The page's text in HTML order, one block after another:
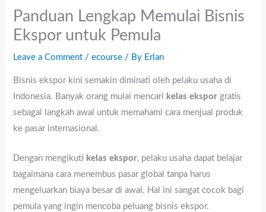
Panduan Lengkap Memulai Bisnis
Ekspor untuk Pemula
Leave a Comment /ecourse / By Erlan
Bisnis ekspor kini semakin diminati oleh pelaku usaha di
Indonesia. Banyak orang mulai mencari kelas ekspor gratis
sebagai langkah awal untuk memahami cara menjual produk
ke pasar internasional.
Dengan mengikuti kelas ekspor, pelaku usaha dapat belajar
bagaimana cara menembus pasar global tanpa harus
mengeluarkan biaya besar di awal. Hal ini sangat cocok bagi
pemula yang ingin mencoba peluang bisnis ekspor.